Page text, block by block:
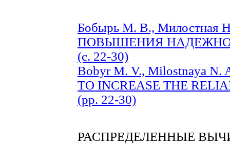
Бобырь М. В.,
ПОВЫШЕНИЯ
(c. 22-30)
Bobyr M. V., Milostnaya N.
TO INCREASE THE
(pp. 22-30)
РАСПРЕДЕЛЕННЫЕ